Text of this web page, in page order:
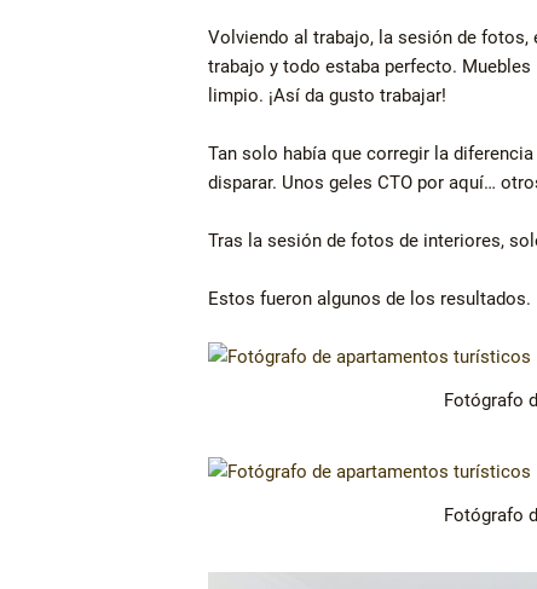
Volviendo al trabajo, la sesión de fotos,
trabajo y todo estaba perfecto.
limpio. ¡Así da gusto trabajar!
Tan solo había que corregir la
disparar. Unos geles CTO por aquí…
Tras la sesión de fotos de interiores,
Estos fueron algunos de los resultados.
Fotógrafo
Fotógrafo